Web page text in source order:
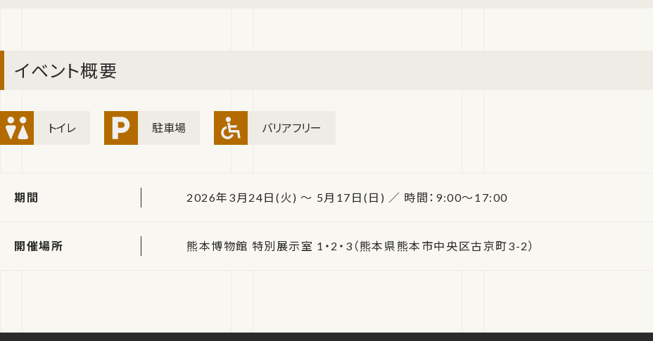
イベント概要
トイレ 駐車場 バリアフリー
期間 2026年3月24日(火) ～ 5月17日(日) ／ 時間：9:00～17:00
開催場所 熊本博物館 特別展示室 1・2・3（熊本県熊本市中央区古京町3-2）